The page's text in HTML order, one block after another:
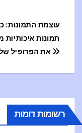
עוצמת התמונות:
תמונות איכותיות
את הפרופיל שלך
רשומות דומות